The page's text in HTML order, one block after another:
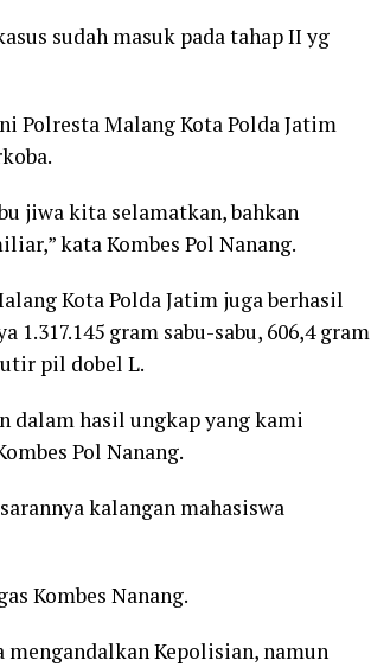
sudah masuk pada tahap II yg
Polresta Malang Kota Polda Jatim
jiwa kita selamatkan, bahkan
kata Kombes Pol Nanang.
Kota Polda Jatim juga berhasil
gram sabu-sabu, 606,4 gram
pil dobel L.
dalam hasil ungkap yang kami
Pol Nanang.
kalangan mahasiswa
Kombes Nanang.
Kepolisian, namun